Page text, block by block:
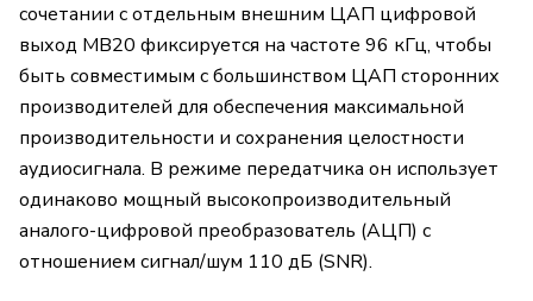
сочетании с отдельным внешним ЦАП цифровой
выход MB20 фиксируется на частоте 96 кГц, чтобы
быть совместимым с большинством ЦАП сторонних
производителей для обеспечения максимальной
производительности и сохранения целостности
аудиосигнала. В режиме передатчика он использует
одинаково мощный высокопроизводительный
аналого-цифровой преобразователь (АЦП) с
отношением сигнал/шум 110 дБ (SNR).